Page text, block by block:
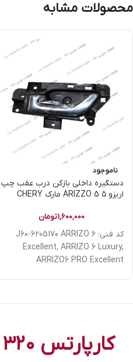
محصولات مشابه
ناموجود
دستگیره داخلی بازکن درب عقب چپ
اریزو ۵ ARIZZO 5 مارک CHERY
1,600,000تومان
کد فنی: J60-6205170 ARRIZO 6
Excellent, ARRIZO 6 Luxury,
ARRIZO6 PRO Excellent
کارپارتس ۳۲۰